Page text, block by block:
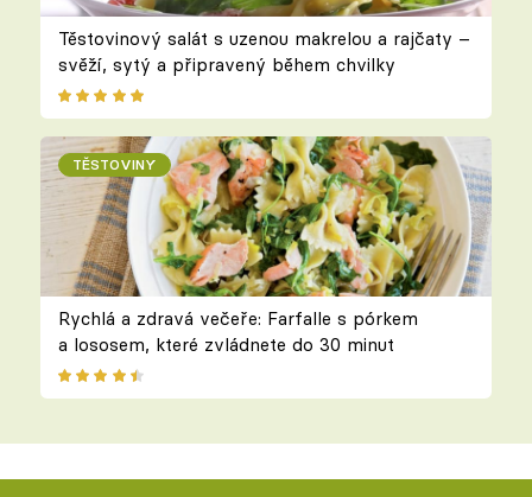
Těstovinový salát s uzenou makrelou a rajčaty –
svěží, sytý a připravený během chvilky
TĚSTOVINY
Rychlá a zdravá večeře: Farfalle s pórkem
a lososem, které zvládnete do 30 minut